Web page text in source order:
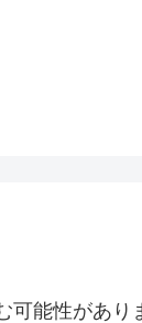
可能性があり